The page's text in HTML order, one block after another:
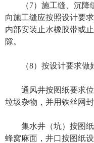
（7）施工缝、沉降缝
向施工缝应按照设计要
内部安装止水橡胶带或
隙。
（8）按设计要求做好
通风井按图纸要求位
垃圾杂物，并用铁丝网封
集水井（坑）按图纸
蜂窝麻面，井口按图纸